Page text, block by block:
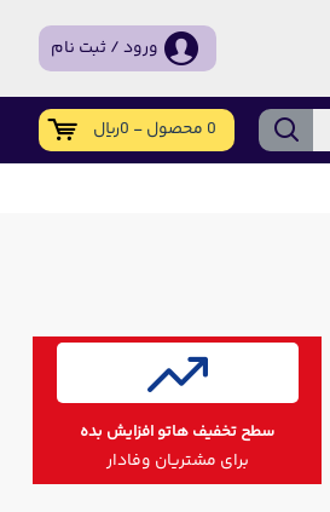
ورود / ثبت نام
0 محصول - 0ریال
سطح تخفیف هاتو افزایش بده
برای مشتریان وفادار